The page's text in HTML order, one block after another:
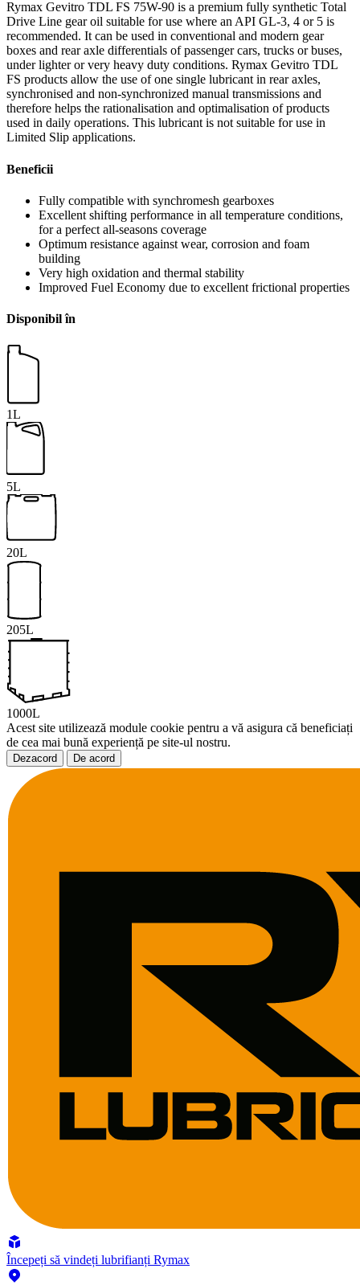
Rymax Gevitro TDL FS 75W-90 is a premium fully synthetic Total
Drive Line gear oil suitable for use where an API GL-3, 4 or 5 is
recommended. It can be used in conventional and modern gear
boxes and rear axle differentials of passenger cars, trucks or buses,
under lighter or very heavy duty conditions. Rymax Gevitro TDL
FS products allow the use of one single lubricant in rear axles,
synchronised and non-synchronized manual transmissions and
therefore helps the rationalisation and optimalisation of products
used in daily operations. This lubricant is not suitable for use in
Limited Slip applications.
Beneficii
Fully compatible with synchromesh gearboxes
Excellent shifting performance in all temperature conditions,
for a perfect all-seasons coverage
Optimum resistance against wear, corrosion and foam
building
Very high oxidation and thermal stability
Improved Fuel Economy due to excellent frictional properties
Disponibil în
1L
5L
20L
205L
1000L
Acest site utilizează module cookie pentru a vă asigura că beneficiați
de cea mai bună experiență pe site-ul nostru.
Dezacord De acord
Începeți să vindeți lubrifianți Rymax